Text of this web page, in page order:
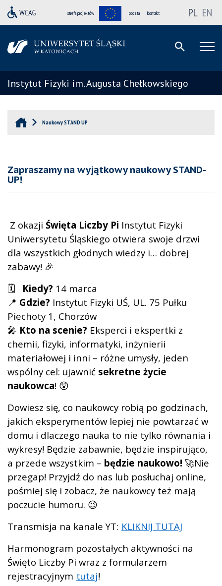
strefa projektów poczta kontakt PL EN
Instytut Fizyki im. Augusta Chełkowskiego
Naukowy STAND UP
Zapraszamy na wyjątkowy naukowy STAND-
UP!
Z okazji Święta Liczby Pi Instytut Fizyki
Uniwersytetu Śląskiego otwiera swoje drzwi
dla wszystkich głodnych wiedzy i… dobrej
zabawy! 🎉
🗓 Kiedy? 14 marca
📍 Gdzie? Instytut Fizyki UŚ, UL. 75 Pułku
Piechoty 1, Chorzów
🎤 Kto na scenie? Eksperci i ekspertki z
chemii, fizyki, informatyki, inżynierii
materiałowej i inni – różne umysły, jeden
wspólny cel: ujawnić sekretne życie
naukowca! 😲
Dowiesz się, co naukowcy robią po godzinach,
jakich eksperymentów lepiej nie powtarzać w
domu i dlaczego nauka to nie tylko równania i
wykresy! Będzie zabawnie, będzie inspirująco,
a przede wszystkim – będzie naukowo! 🚀Nie
przegap! Przyjdź do nas lub posłuchaj online,
pośmiej się i zobacz, że naukowcy też mają
poczucie humoru. 😉
Transmisja na kanale YT: KLIKNIJ TUTAJ
Harmonogram pozostałych aktywności na
Święto Liczby Pi wraz z formularzem
rejestracyjnym tutaj!